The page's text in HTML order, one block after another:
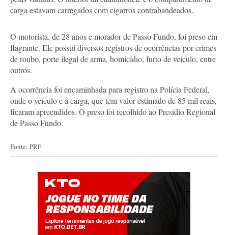
carga estavam carregados com cigarros contrabandeados.
O motorista, de 28 anos e morador de Passo Fundo, foi preso em
flagrante. Ele possui diversos registros de ocorrências por crimes
de roubo, porte ilegal de arma, homicídio, furto de veículo, entre
outros.
A ocorrência foi encaminhada para registro na Polícia Federal,
onde o veículo e a carga, que tem valor estimado de 85 mil reais,
ficaram apreendidos. O preso foi recolhido ao Presídio Regional
de Passo Fundo.
Fonte: PRF